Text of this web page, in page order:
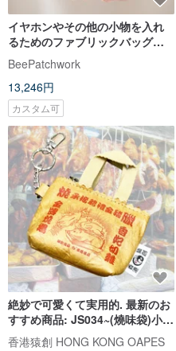
イヤホンやその他の小物を入れ
るためのファブリックバッグ。
ラウンドヘッドホンホルダー。
日本風
BeePatchwork
13,246円
カスタム可
絶妙で可愛くて実用的. 最新のお
すすめ商品: JS034~(燒味袋)小さ
な財布キーホルダー
香港猿創 HONG KONG OAPES